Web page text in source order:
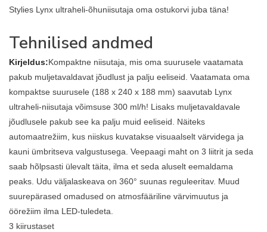
Stylies Lynx ultraheli-õhuniisutaja oma ostukorvi juba täna!
Tehnilised andmed
Kirjeldus:Kompaktne niisutaja, mis oma suurusele vaatamata
pakub muljetavaldavat jõudlust ja palju eeliseid. Vaatamata oma
kompaktse suurusele (188 x 240 x 188 mm) saavutab Lynx
ultraheli-niisutaja võimsuse 300 ml/h! Lisaks muljetavaldavale
jõudlusele pakub see ka palju muid eeliseid. Näiteks
automaatrežiim, kus niiskus kuvatakse visuaalselt värvidega ja
kauni ümbritseva valgustusega. Veepaagi maht on 3 liitrit ja seda
saab hõlpsasti ülevalt täita, ilma et seda aluselt eemaldama
peaks. Udu väljalaskeava on 360° suunas reguleeritav. Muud
suurepärased omadused on atmosfääriline värvimuutus ja
öörežiim ilma LED-tuledeta.
3 kiirustaset